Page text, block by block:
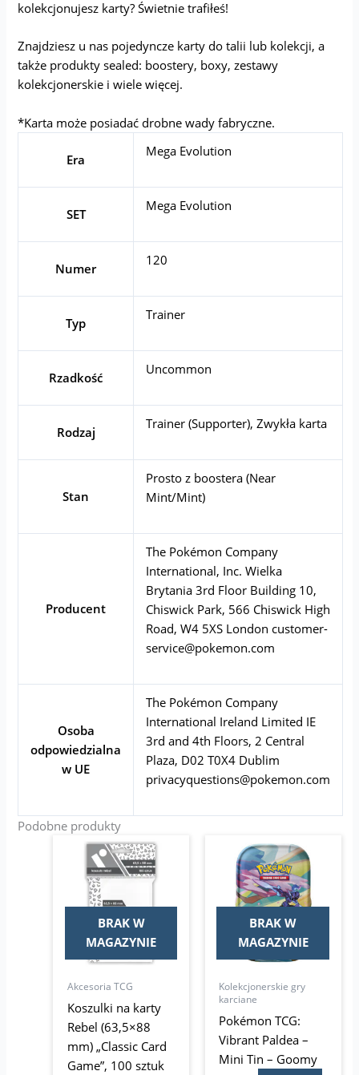
kolekcjonujesz karty? Świetnie trafiłeś!
Znajdziesz u nas pojedyncze karty do talii lub kolekcji, a
także produkty sealed: boostery, boxy, zestawy
kolekcjonerskie i wiele więcej.
*Karta może posiadać drobne wady fabryczne.
Era
Mega Evolution
SET
Mega Evolution
Numer
120
Typ
Trainer
Rzadkość
Uncommon
Rodzaj
Trainer (Supporter), Zwykła karta
Stan
Prosto z boostera (Near
Mint/Mint)
Producent
The Pokémon Company
International, Inc. Wielka
Brytania 3rd Floor Building 10,
Chiswick Park, 566 Chiswick High
Road, W4 5XS London customer-
service@pokemon.com
Osoba
odpowiedzialna
w UE
The Pokémon Company
International Ireland Limited IE
3rd and 4th Floors, 2 Central
Plaza, D02 T0X4 Dublim
privacyquestions@pokemon.com
Podobne produkty
BRAK W
MAGAZYNIE
Akcesoria TCG
Koszulki na karty
Rebel (63,5×88
mm) „Classic Card
Game”, 100 sztuk
Pierwotna
cena
wynosiła:
9,95 zł.
Aktualna
cena
wynosi:
7,99 zł.
BRAK W
MAGAZYNIE
Kolekcjonerskie gry
karciane
Pokémon TCG:
Vibrant Paldea –
Mini Tin – Goomy